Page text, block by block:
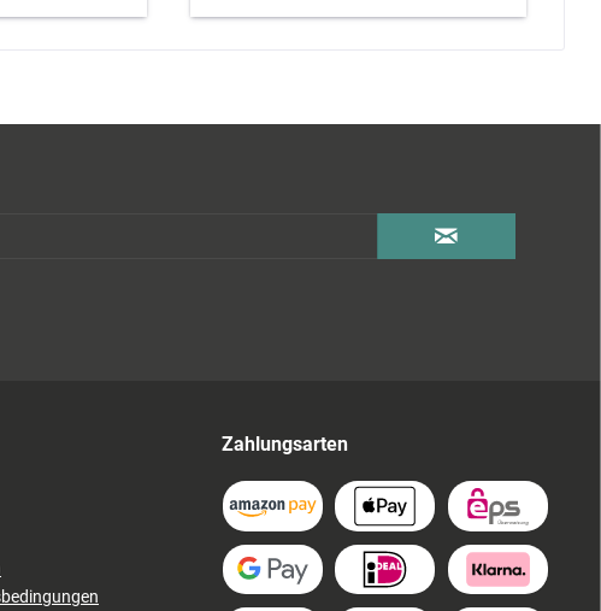
Zahlungsarten